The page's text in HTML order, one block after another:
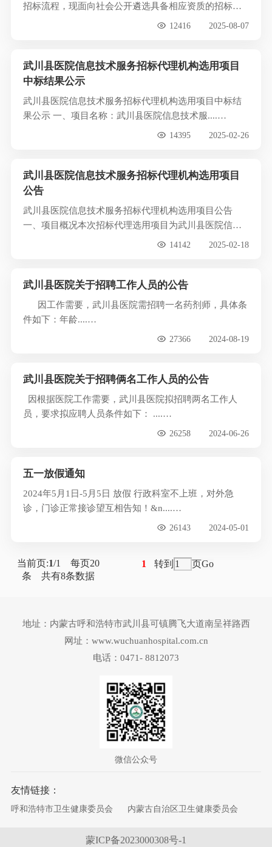
招标流程，现面向社会公开遴选具备相应资质的招标代
12416 2025-08-07
武川县医院信息技术服务招标代理机构选用项目
中标结果公示
武川县医院信息技术服务招标代理机构选用项目中标结
果公示 一、项目名称：武川县医院信息技术服....…
14395 2025-02-26
武川县医院信息技术服务招标代理机构选用项目
公告
武川县医院信息技术服务招标代理机构选用项目公告
一、项目概况本次招标代理选用项目为武川县医院信息
14142 2025-02-18
武川县医院关于招聘工作人员的公告
因工作需要，武川县医院需招聘一名药剂师，具体条
件如下：年龄....…
27366 2024-08-19
武川县医院关于招聘俩名工作人员的公告
因根据医院工作需要，武川县医院拟招聘两名工作人
员，要求拟应聘人员条件如下： ....…
26258 2024-06-26
五一放假通知
2024年5月1日-5月5日 放假 行政科室不上班，对外急
诊，门诊正常接诊望互相告知！&n....…
26143 2024-05-01
当前页:1/1 每页20
条 共有8条数据
1 转到 页
地址：内蒙古呼和浩特市武川县可镇腾飞大道南呈祥路西
网址：www.wuchuanhospital.com.cn
电话：0471- 8812073
微信公众号
友情链接：
呼和浩特市卫生健康委员会 内蒙古自治区卫生健康委员会
蒙ICP备2023000308号-1